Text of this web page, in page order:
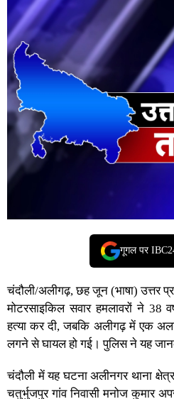
गूगल पर
चंदौली/अलीगढ़, छह जून (भाषा) उत्तर
मोटरसाइकिल सवार हमलावरों ने 38
हत्या कर दी, जबकि अलीगढ़ में एक अलग
लगने से घायल हो गई। पुलिस ने यह
चंदौली में यह घटना अलीनगर थाना
चतुर्भुजपुर गांव निवासी मनोज कुमार